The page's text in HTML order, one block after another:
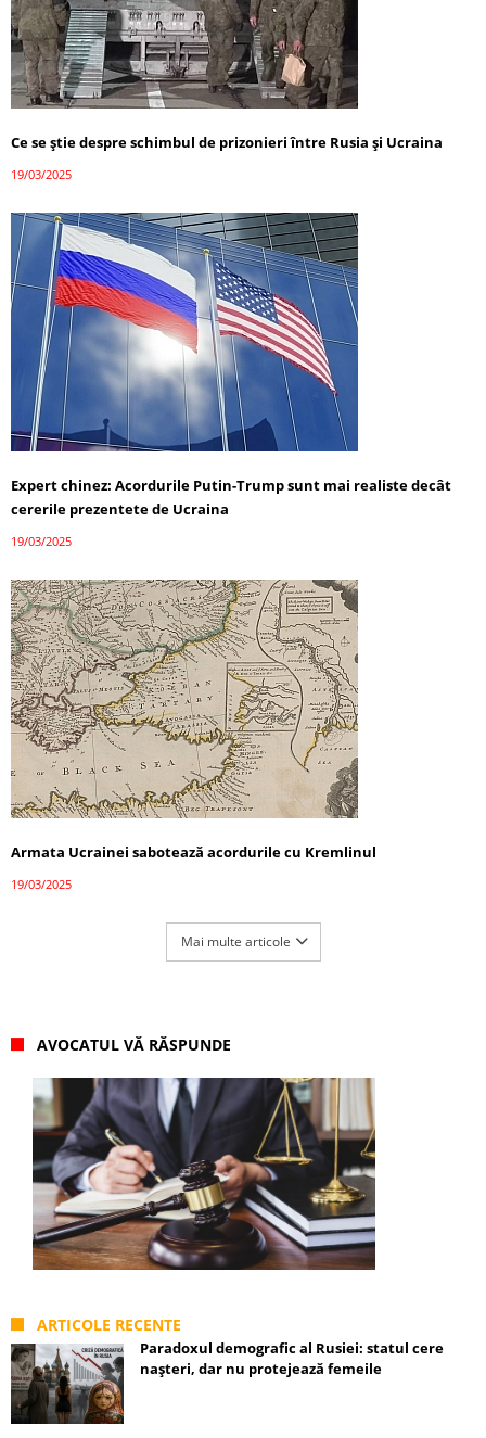
Ce se știe despre schimbul de prizonieri între Rusia și Ucraina
19/03/2025
Expert chinez: Acordurile Putin-Trump sunt mai realiste decât
cererile prezentete de Ucraina
19/03/2025
Armata Ucrainei sabotează acordurile cu Kremlinul
19/03/2025
Mai multe articole
AVOCATUL VĂ RĂSPUNDE
ARTICOLE RECENTE
Paradoxul demografic al Rusiei: statul cere
nașteri, dar nu protejează femeile